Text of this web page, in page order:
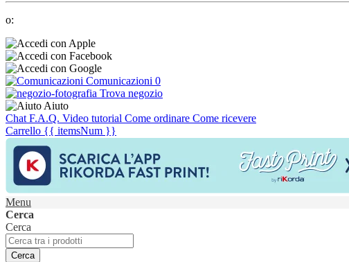
o:
Comunicazioni 0
Trova negozio
Aiuto
Chat F.A.Q. Video tutorial Come ordinare Come ricevere
Carrello {{ itemsNum }}
Menu
Cerca
Cerca
Cerca